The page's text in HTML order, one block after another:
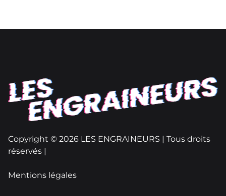
Copyright © 2026 LES ENGRAINEURS | Tous droits
réservés |
Mentions légales